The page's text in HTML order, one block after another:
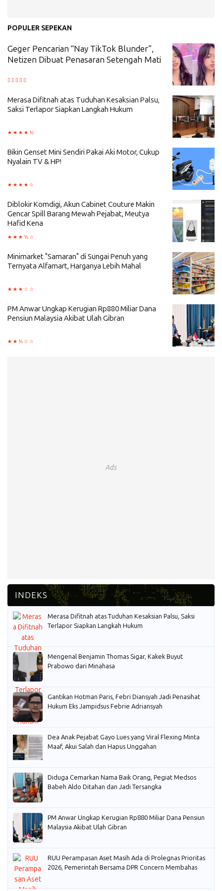
POPULER SEPEKAN
Geger Pencarian “Nay TikTok Blunder”,
Netizen Dibuat Penasaran Setengah Mati
Merasa Difitnah atas Tuduhan Kesaksian Palsu,
Saksi Terlapor Siapkan Langkah Hukum
Bikin Genset Mini Sendiri Pakai Aki Motor, Cukup
Nyalain TV & HP!
Diblokir Komdigi, Akun Cabinet Couture Makin
Gencar Spill Barang Mewah Pejabat, Meutya
Hafid Kena
Minimarket "Samaran" di Sungai Penuh yang
Ternyata Alfamart, Harganya Lebih Mahal
PM Anwar Ungkap Kerugian Rp880 Miliar Dana
Pensiun Malaysia Akibat Ulah Gibran
Ads
Merasa Difitnah atas Tuduhan Kesaksian Palsu, Saksi
Terlapor Siapkan Langkah Hukum
Mengenal Benjamin Thomas Sigar, Kakek Buyut
Prabowo dari Minahasa
Gantikan Hotman Paris, Febri Diansyah Jadi Penasihat
Hukum Eks Jampidsus Febrie Adriansyah
Dea Anak Pejabat Gayo Lues yang Viral Flexing Minta
Maaf, Akui Salah dan Hapus Unggahan
Diduga Cemarkan Nama Baik Orang, Pegiat Medsos
Babeh Aldo Ditahan dan Jadi Tersangka
PM Anwar Ungkap Kerugian Rp880 Miliar Dana Pensiun
Malaysia Akibat Ulah Gibran
RUU Perampasan Aset Masih Ada di Prolegnas Prioritas
2026, Pemerintah Bersama DPR Concern Membahas